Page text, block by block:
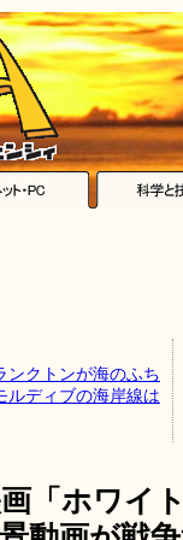
ンクトンが海のふち
ルディブの海岸線は
「ホワイ